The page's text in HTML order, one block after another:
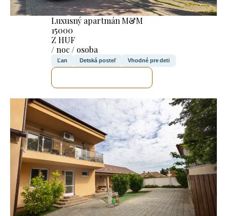
Luxusný apartmán M&M
15000
Z HUF
/ noc / osoba
Ľan Detská posteľ Vhodné pre deti